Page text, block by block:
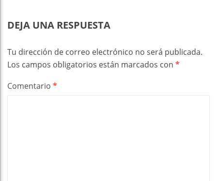
DEJA UNA RESPUESTA
Tu dirección de correo electrónico no será publicada.
Los campos obligatorios están marcados con *
Comentario *